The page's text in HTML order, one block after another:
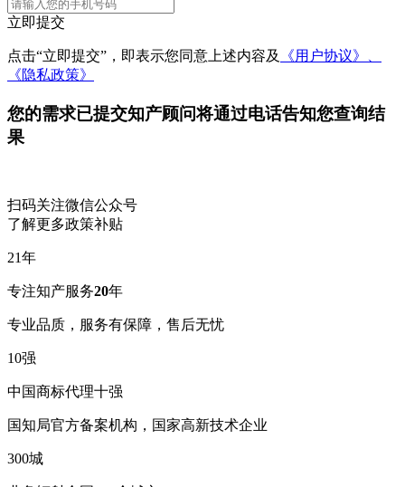
立即提交
点击“立即提交”，即表示您同意上述内容及
《用户协议》、
《隐私政策》
您的需求已提交知产顾问将通过电话告知您查询结
果
扫码关注微信公众号
了解更多政策补贴
21年
专注知产服务20年
专业品质，服务有保障，售后无忧
10强
中国商标代理十强
国知局官方备案机构，国家高新技术企业
300城